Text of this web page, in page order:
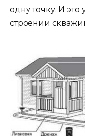
одну точку. И
строении